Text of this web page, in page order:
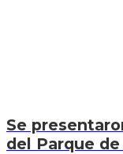
Se
del Parque